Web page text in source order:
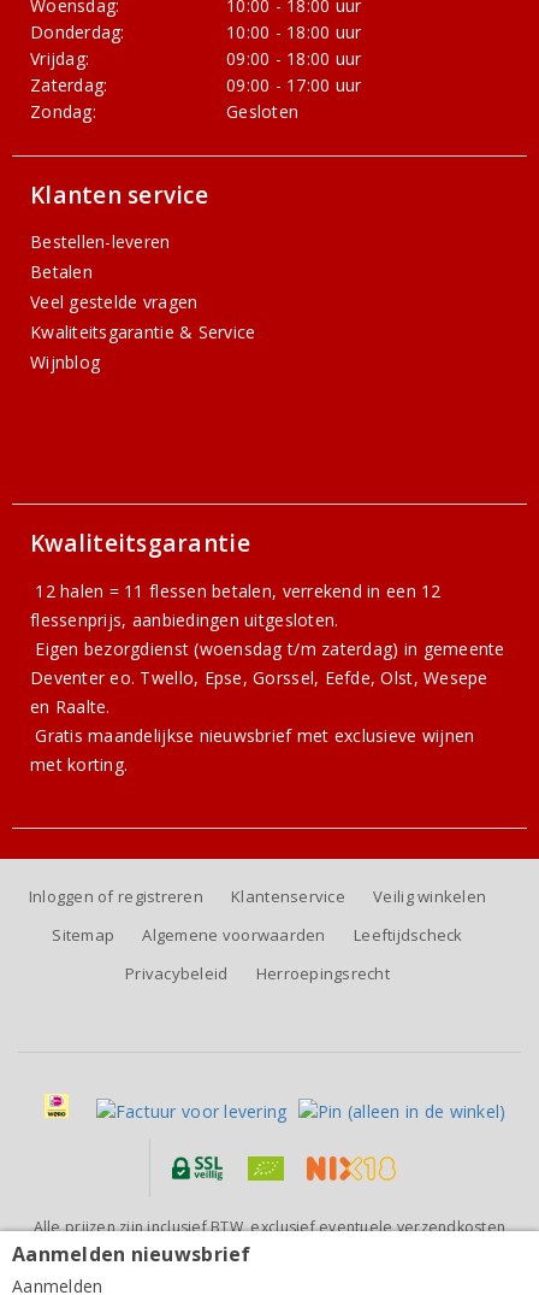
DeMorgenzon Stellenbosch Maestro Blue 2021
Woensdag:
10:00 - 18:00 uur
Donderdag:
10:00 - 18:00 uur
Vrijdag:
09:00 - 18:00 uur
Zaterdag:
09:00 - 17:00 uur
Zondag:
Gesloten
Klanten service
Bestellen-leveren
Betalen
Veel gestelde vragen
Kwaliteitsgarantie & Service
Wijnblog
Kwaliteitsgarantie
12 halen = 11 flessen betalen, verrekend in een 12
flessenprijs, aanbiedingen uitgesloten.
Eigen bezorgdienst (woensdag t/m zaterdag) in gemeente
Deventer eo. Twello, Epse, Gorssel, Eefde, Olst, Wesepe
en Raalte.
Gratismaandelijkse nieuwsbriefmet exclusieve wijnen
met korting.
Inloggen of registreren Klantenservice
Veilig winkelen
Sitemap
Algemene voorwaarden
Leeftijdscheck
Privacybeleid
Herroepingsrecht
Alle prijzen zijn inclusief BTW, exclusief eventuele verzendkosten
(voor orders tot 6 flessen)
Aanmelden nieuwsbrief
Aanmelden